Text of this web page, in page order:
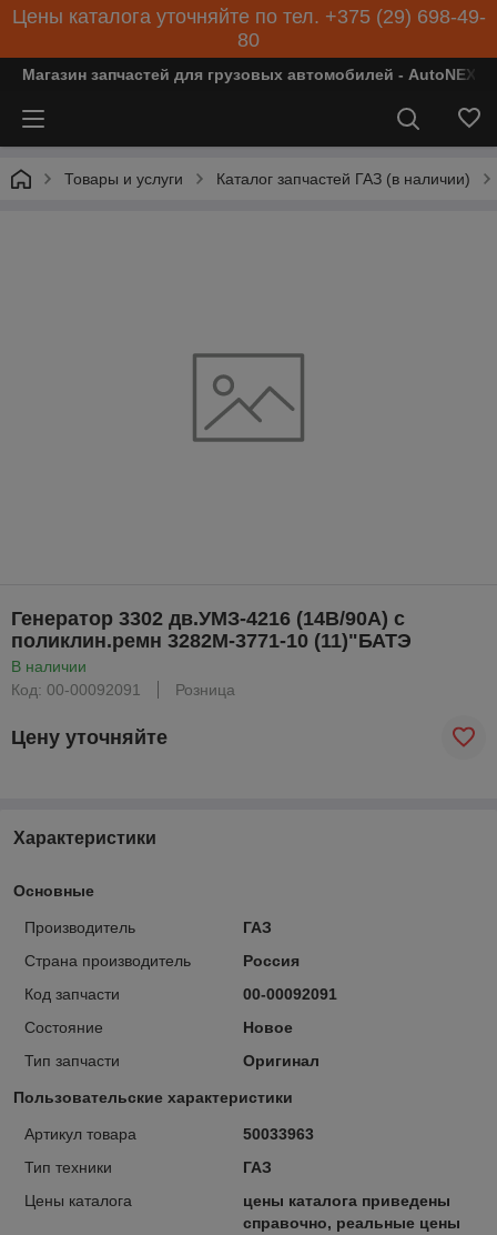
Цены каталога уточняйте по тел. +375 (29) 698-49-
80
Магазин запчастей для грузовых автомобилей - AutoNEXT
Товары и услуги Каталог запчастей ГАЗ (в наличии)
Генератор 3302 дв.УМЗ-4216 (14В/90А) с
поликлин.ремн 3282М-3771-10 (11)"БАТЭ
В наличии
Код: 00-00092091
Розница
Цену уточняйте
Характеристики
Основные
Производитель
ГАЗ
Страна производитель
Россия
Код запчасти
00-00092091
Состояние
Новое
Тип запчасти
Оригинал
Пользовательские характеристики
Артикул товара
50033963
Тип техники
ГАЗ
Цены каталога
цены каталога приведены
справочно, реальные цены